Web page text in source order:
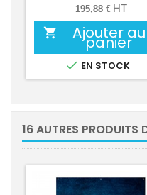
195,88 € HT
 Ajouter au
panier
 EN STOCK
16 AUTRES PRODUITS